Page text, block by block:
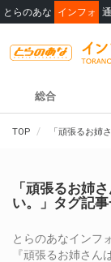
とらのあな インフォ
総合
TOP 「頑張るお姉
「頑張るお姉
い。」タグ記
とらのあなインフ
『頑張るお姉さ